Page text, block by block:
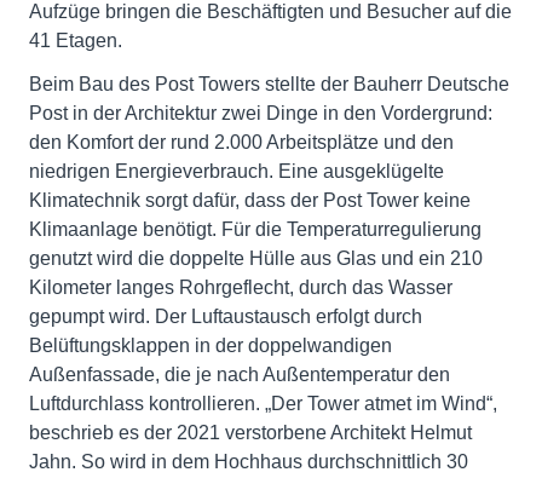
Aufzüge bringen die Beschäftigten und Besucher auf die
41 Etagen.
Beim Bau des Post Towers stellte der Bauherr Deutsche
Post in der Architektur zwei Dinge in den Vordergrund:
den Komfort der rund 2.000 Arbeitsplätze und den
niedrigen Energieverbrauch. Eine ausgeklügelte
Klimatechnik sorgt dafür, dass der Post Tower keine
Klimaanlage benötigt. Für die Temperaturregulierung
genutzt wird die doppelte Hülle aus Glas und ein 210
Kilometer langes Rohrgeflecht, durch das Wasser
gepumpt wird. Der Luftaustausch erfolgt durch
Belüftungsklappen in der doppelwandigen
Außenfassade, die je nach Außentemperatur den
Luftdurchlass kontrollieren. „Der Tower atmet im Wind“,
beschrieb es der 2021 verstorbene Architekt Helmut
Jahn. So wird in dem Hochhaus durchschnittlich 30